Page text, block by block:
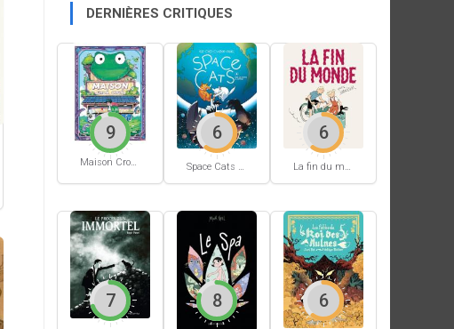
DERNIÈRES CRITIQUES
Maison Croâ Croâ
9
Space Cats #1
6
La fin du monde (Stanislas)
6
7 8 6